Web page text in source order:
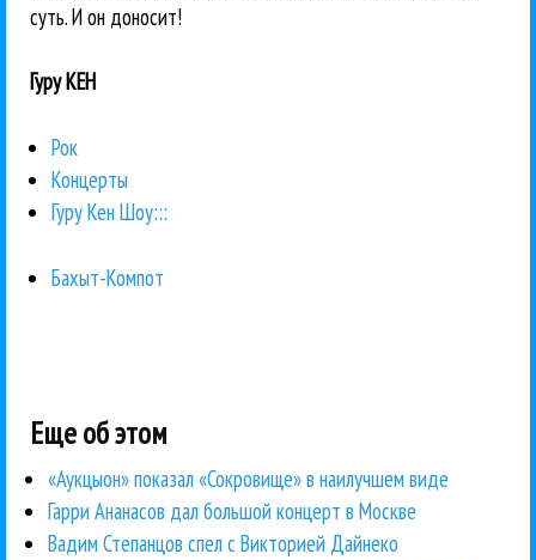
суть. И он доносит!
Гуру КЕН
Рок
Концерты
Гуру Кен Шоу:::
Бахыт-Компот
Еще об этом
«Аукцыон» показал «Сокровище» в наилучшем виде
Гарри Ананасов дал большой концерт в Москве
Вадим Степанцов спел с Викторией Дайнеко